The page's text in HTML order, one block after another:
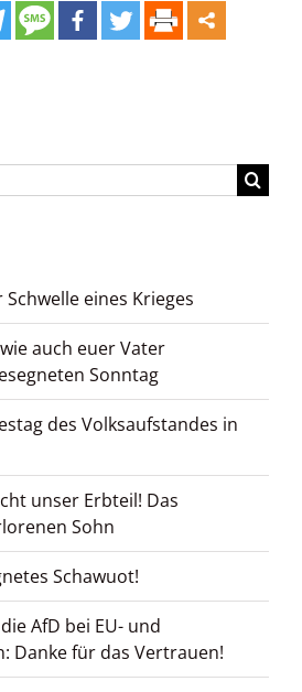
eines Krieges
auch euer Vater
Sonntag
des Volksaufstandes in
unser Erbteil! Das
Sohn
Schawuot!
AfD bei EU- und
Danke für das Vertrauen!